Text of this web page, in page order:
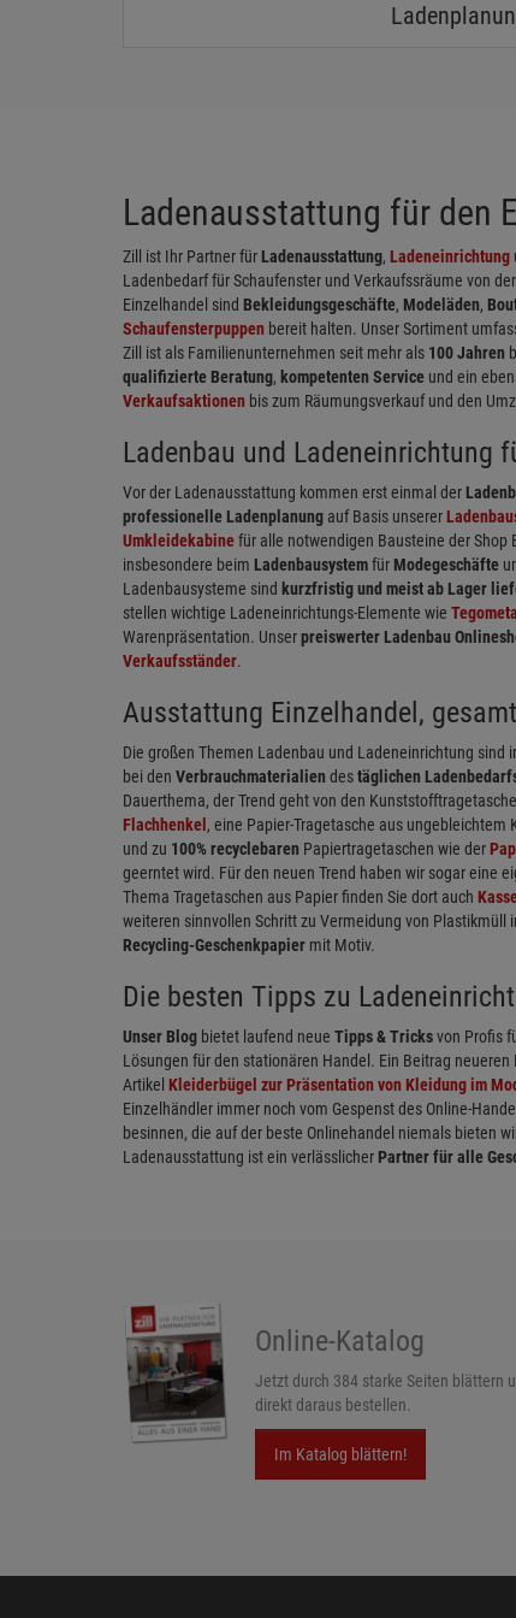
Ladenausstattung für den
Zill ist Ihr Partner für Ladenausstattung, Ladeneinrichtung
Ladenbedarf für Schaufenster und Verkaufssräume von der
Einzelhandel sind Bekleidungsgeschäfte, Modeläden,
Schaufensterpuppen bereit halten. Unser Sortiment
Zill ist als Familienunternehmen seit mehr als 100 Jahren
qualifizierte Beratung, kompetenten Service und ein
Verkaufsaktionen bis zum Räumungsverkauf und den
Ladenbau und Ladeneinrichtung
Vor der Ladenausstattung kommen erst einmal der
professionelle Ladenplanung auf Basis unserer
Umkleidekabinefür alle notwendigen Bausteine der
insbesondere beim Ladenbausystemfür Modegeschäfte
Ladenbausysteme sind kurzfristig und meist ab Lager
stellen wichtige Ladeneinrichtungs-Elemente wie
Warenpräsentation. Unserpreiswerter Ladenbau
Verkaufsständer.
Ausstattung Einzelhandel,
Die großen Themen Ladenbau und Ladeneinrichtung sind
bei den Verbrauchmaterialien destäglichen
Dauerthema, der Trend geht von den
Flachhenkel , eine Papier-Tragetasche aus
und zu 100% recyclebaren Papiertragetaschen wie der
geerntet wird. Für den neuen Trend haben wir sogar eine
Thema Tragetaschen aus Papier finden Sie dort auch
weiteren sinnvollen Schritt zu Vermeidung von
Recycling-Geschenkpapier mit Motiv.
Die besten Tipps zu
Unser Blog bietet laufend neue Tipps & Tricksvon Profis
Lösungen für den stationären Handel. Ein Beitrag
Artikel Kleiderbügel zur Präsentation von Kleidung im
Einzelhändler immer noch vom Gespenst des Online-
besinnen, die auf der beste Onlinehandel niemals bieten
Ladenausstattung ist ein verlässlicher Partner für alle
Online-Katalog
Jetzt durch 384 starke Seiten blättern
direkt daraus bestellen.
Im Katalog blättern!